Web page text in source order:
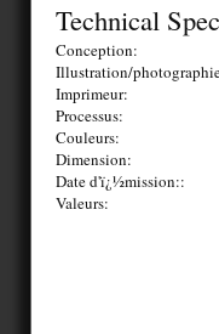
Technical
Conception:
Illustration/
Imprimeur:
Processus:
Couleurs:
Dimension:
Date d'ï¿½mission::
Valeurs: